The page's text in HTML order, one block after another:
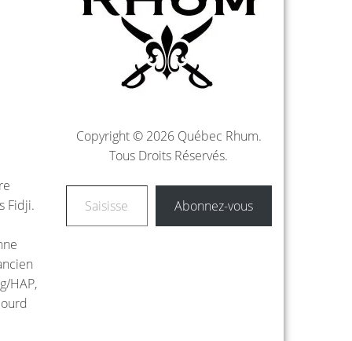
Fidji.
HAP,
Copyright © 2026 Québec Rhum.
Tous Droits Réservés.
Abonnez-vous